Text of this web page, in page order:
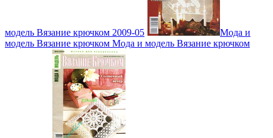
модель Вязание крючком 2009-05
Мода и
модель Вязание крючком Мода и модель Вязание крючком